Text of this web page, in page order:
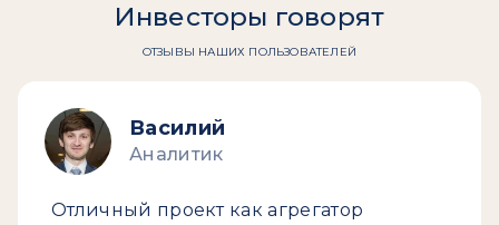
Инвесторы говорят
ОТЗЫВЫ НАШИХ ПОЛЬЗОВАТЕЛЕЙ
Василий
Аналитик
Отличный проект как агрегатор